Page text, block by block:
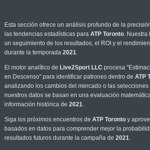
Esta sección ofrece un análisis profundo de la
las tendencias estadísticas para ATP Toronto. Nuestra
un seguimiento de los resultados, el ROI y el
durante la temporada 2021.
El motor analítico de Live2Sport LLC procesa
en Descenso" para identificar patrones dentro de ATP
analizando los cambios del mercado o las
nuestros datos se basan en una evaluación
información histórica de 2021.
Siga los próximos encuentros de ATP Torontoy
basados en datos para comprender mejor la
resultados futuros durante la campaña de 2021.